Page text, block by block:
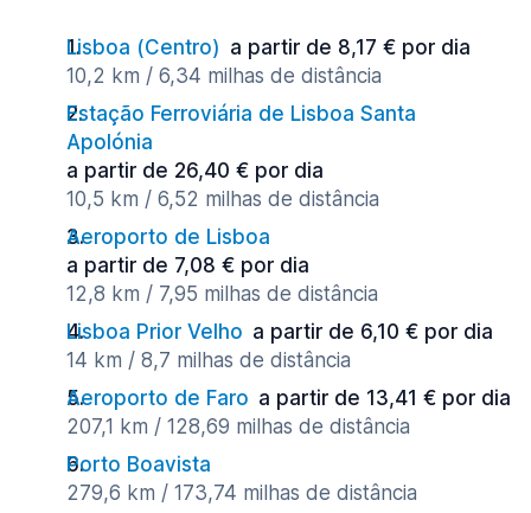
Lisboa (Сentro) a partir de 8,17 € por dia
10,2 km / 6,34 milhas de distância
Estação Ferroviária de Lisboa Santa
Apolónia
a partir de 26,40 € por dia
10,5 km / 6,52 milhas de distância
Aeroporto de Lisboa
a partir de 7,08 € por dia
12,8 km / 7,95 milhas de distância
Lisboa Prior Velho a partir de 6,10 € por dia
14 km / 8,7 milhas de distância
Aeroporto de Faro a partir de 13,41 € por dia
207,1 km / 128,69 milhas de distância
Porto Boavista
279,6 km / 173,74 milhas de distância